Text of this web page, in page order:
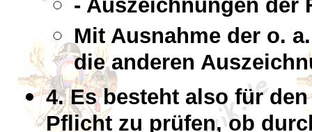
- Auszeichnungen der
Mit Ausnahme der o.
die anderen
4. Es besteht also für
Pflicht zu prüfen, ob